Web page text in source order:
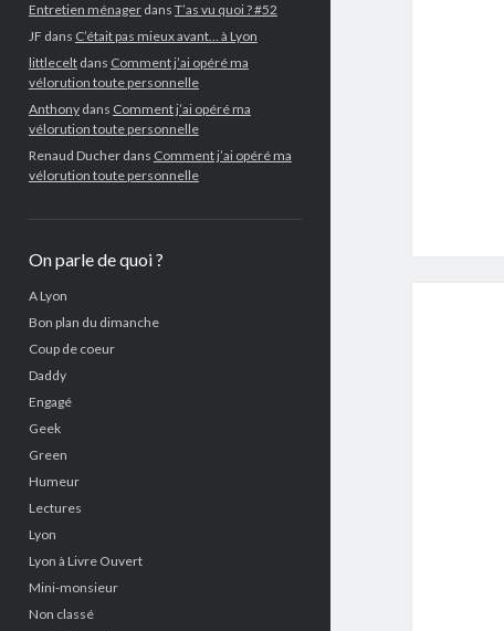
Entretien ménagerdans T’as vu quoi ? #52
JF dans C’était pas mieux avant… à Lyon
littleceltdans Comment j’ai opéré ma
vélorution toute personnelle
Anthonydans Comment j’ai opéré ma
vélorution toute personnelle
Renaud Ducherdans Comment j’ai opéré ma
vélorution toute personnelle
On parle de quoi ?
A Lyon
Bon plan du dimanche
Coup de coeur
Daddy
Engagé
Geek
Green
Humeur
Lectures
Lyon
Lyon à Livre Ouvert
Mini-monsieur
Non classé